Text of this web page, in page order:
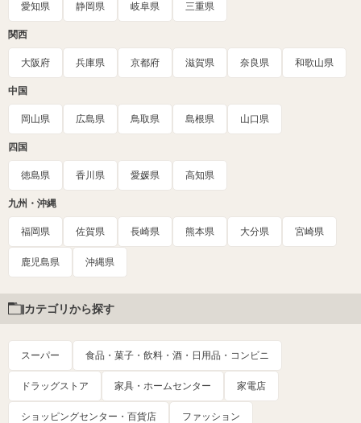
愛知県 静岡県 岐阜県 三重県
関西
大阪府 兵庫県 京都府 滋賀県 奈良県 和歌山県
中国
岡山県 広島県 鳥取県 島根県 山口県
四国
徳島県 香川県 愛媛県 高知県
九州・沖縄
福岡県 佐賀県 長崎県 熊本県 大分県 宮崎県
鹿児島県 沖縄県
カテゴリから探す
スーパー 食品・菓子・飲料・酒・日用品・コンビニ
ドラッグストア 家具・ホームセンター 家電店
ショッピングセンター・百貨店 ファッション